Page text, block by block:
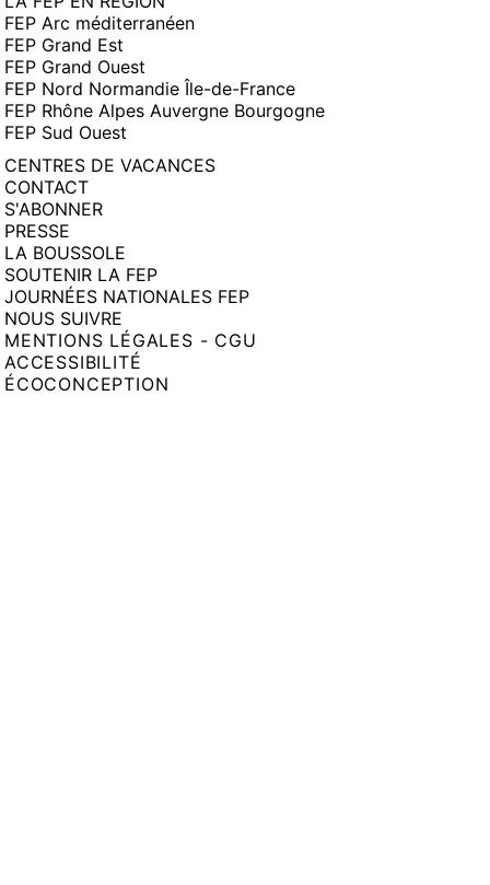
FEP Arc méditerranéen
FEP Grand Est
FEP Grand Ouest
FEP Nord Normandie Île-de-France
FEP Rhône Alpes Auvergne Bourgogne
FEP Sud Ouest
CENTRES DE VACANCES
CONTACT
S'ABONNER
PRESSE
LA BOUSSOLE
SOUTENIR LA FEP
JOURNÉES NATIONALES FEP
NOUS SUIVRE
MENTIONS LÉGALES - CGU
ACCESSIBILITÉ
ÉCOCONCEPTION